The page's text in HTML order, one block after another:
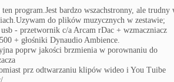
ten program.Jest bardzo wszachstronny, ale trudny
do plików muzycznych w zestawie;
- przetwornik c/a Arcam rDac + wzmaczniacz
+ głośniki Dynaudio Ambience.
poprw jakości brzmienia w porownaniu do
prz odtwarzaniu klipów wideo i You Tuibe